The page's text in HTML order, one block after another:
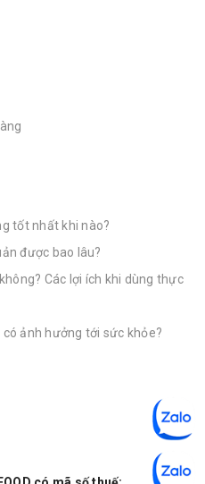
tốt nhất khi nào?
được bao lâu?
Các lợi ích khi dùng thực
ảnh hưởng tới sức khỏe?